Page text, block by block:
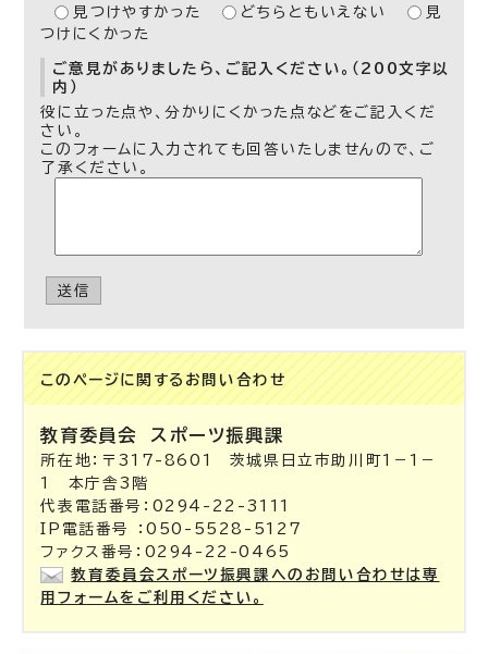
見つけやすかった
どちらともいえない
見
つけにくかった
ご意見がありましたら、ご記入ください。（200文字以
内）
役に立った点や、分かりにくかった点などをご記入くだ
さい。
このフォームに入力されても回答いたしませんので、ご
了承ください。
送信
このページに関する お問い合わせ
教育委員会 スポーツ振興課
所在地：〒317-8601 茨城県日立市助川町1－1－
1 本庁舎3階
代表電話番号：0294-22-3111
IP電話番号 ：050-5528-5127
ファクス番号：0294-22-0465
教育委員会スポーツ振興課へのお問い合わせは専
用フォームをご利用ください。